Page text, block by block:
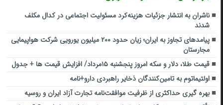
ناشران به انتشار جزئیات هزینه‌کرد مسئولیت اجتماعی در کدال مکلف
شدند
پیامدهای تجاوز به ایران؛ زیان حدود ۲۰۰ میلیون یورویی شرکت هواپیمایی
مجارستان
قیمت طلا، دلار و سکه امروز پنجشنبه ۱۵مرداد/ افزایش قیمت ها + جدول
اولتیماتوم به تامین‌کنندگان ذخایر راهبردی دارو+نامه
بهره گیری حداکثری از ظرفیت موافقت‌نامه تجارت آزاد ایران و روسیه